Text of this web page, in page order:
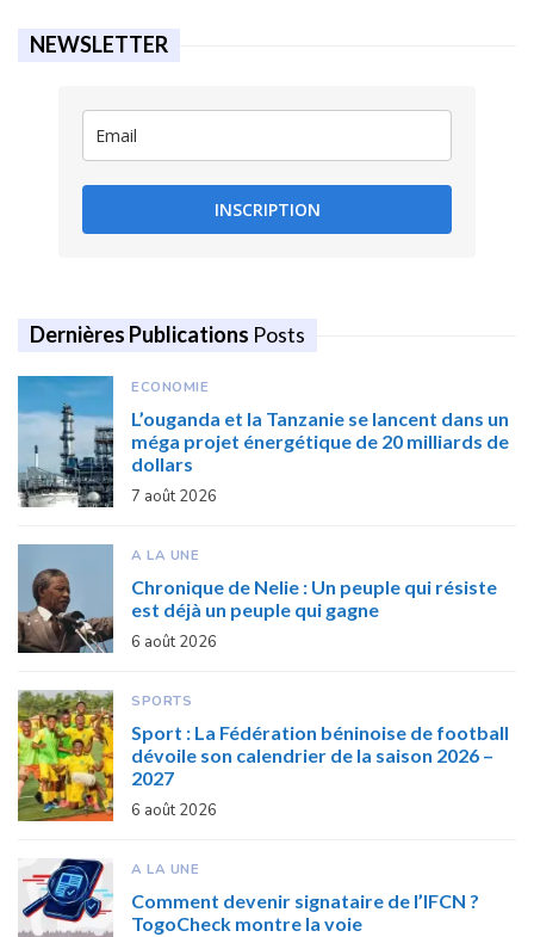
NEWSLETTER
INSCRIPTION
Dernières Publications Posts
ECONOMIE
L’ouganda et la Tanzanie se lancent dans un
méga projet énergétique de 20 milliards de
dollars
7 août 2026
A LA UNE
Chronique de Nelie : Un peuple qui résiste
est déjà un peuple qui gagne
6 août 2026
SPORTS
Sport : La Fédération béninoise de football
dévoile son calendrier de la saison 2026 –
2027
6 août 2026
A LA UNE
Comment devenir signataire de l’IFCN ?
TogoCheck montre la voie